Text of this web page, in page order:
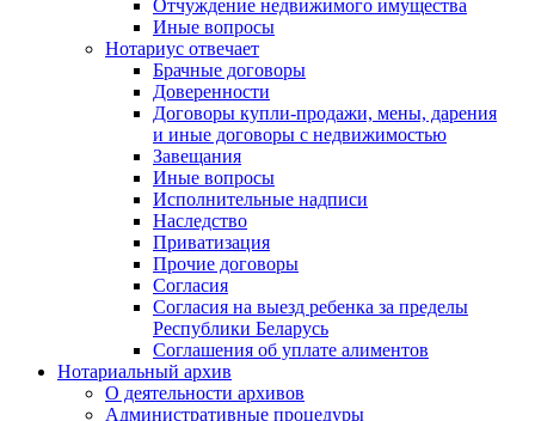
Отчуждение недвижимого имущества
Иные вопросы
Нотариус отвечает
Брачные договоры
Доверенности
Договоры купли-продажи, мены, дарения
и иные договоры с недвижимостью
Завещания
Иные вопросы
Исполнительные надписи
Наследство
Приватизация
Прочие договоры
Согласия
Согласия на выезд ребенка за пределы
Республики Беларусь
Соглашения об уплате алиментов
Нотариальный архив
О деятельности архивов
Административные процедуры